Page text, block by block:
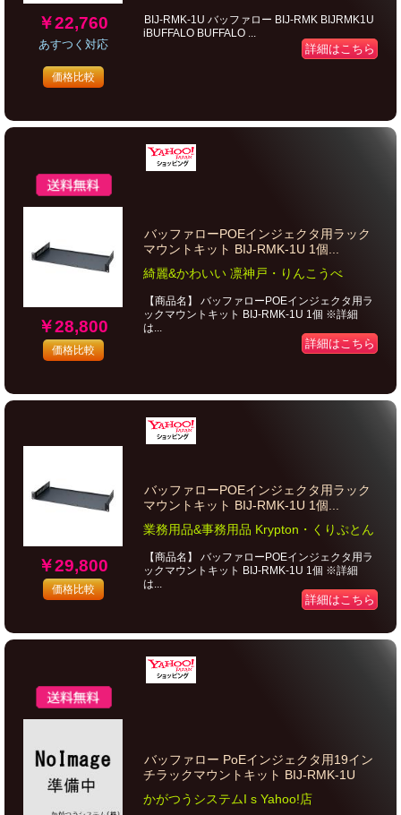
￥22,760
あすつく対応
価格比較
BIJ-RMK-1U バッファロー BIJ-RMK BIJRMK1U
iBUFFALO BUFFALO ...
詳細はこちら
￥28,800
価格比較
バッファローPOEインジェクタ用ラック
マウントキット BIJ-RMK-1U 1個...
綺麗&かわいい 凛神戸・りんこうべ
【商品名】 バッファローPOEインジェクタ用ラ
ックマウントキット BIJ-RMK-1U 1個 ※詳細
は...
詳細はこちら
￥29,800
価格比較
バッファローPOEインジェクタ用ラック
マウントキット BIJ-RMK-1U 1個...
業務用品&事務用品 Krypton・くりぷとん
【商品名】 バッファローPOEインジェクタ用ラ
ックマウントキット BIJ-RMK-1U 1個 ※詳細
は...
詳細はこちら
バッファロー PoEインジェクタ用19イン
チラックマウントキット BIJ-RMK-1U
かがつうシステムI s Yahoo!店